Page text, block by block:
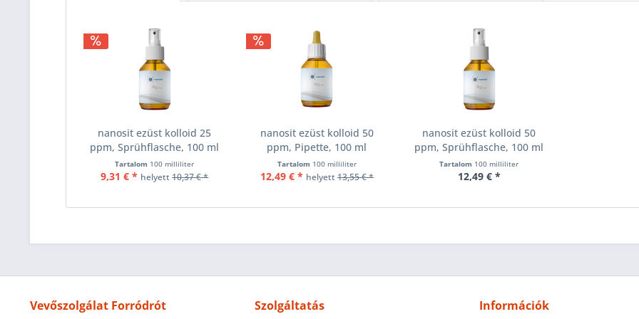
nanosit ezüst kolloid 25
ppm, Sprühflasche, 100 ml
Tartalom 100 milliliter
9,31 € * helyett10,37 € *
nanosit ezüst kolloid 50
ppm, Pipette, 100 ml
Tartalom 100 milliliter
12,49 € * helyett13,55 € *
nanosit ezüst kolloid 50
ppm, Sprühflasche, 100 ml
Tartalom 100 milliliter
12,49 € *
Vevőszolgálat Forródrót Szolgáltatás Információk